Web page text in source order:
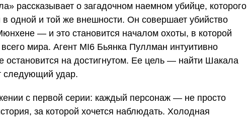
рассказывает о загадочном наемном убийце, которого
одной и той же внешности. Он совершает убийство
— и это становится началом охоты, в которой
мира. Агент MI6 Бьянка Пуллман интуитивно
остановится на достигнутом. Ее цель — найти Шакала
следующий удар.
с первой серии: каждый персонаж — не просто
за которой хочется наблюдать. Холодная